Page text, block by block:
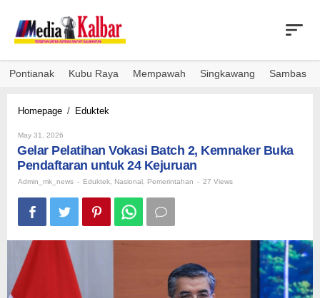
content
Pontianak Kubu Raya Mempawah Singkawang Sambas
Homepage / Eduktek
Batch
2,
Buka
Pendaftaran
untuk
24
Kejuruan
May 31, 2026
Gelar Pelatihan Vokasi Batch 2, Kemnaker Buka
Pendaftaran untuk 24 Kejuruan
Admin_mk_news - Eduktek Nasional Pemerintahan - 27 Views